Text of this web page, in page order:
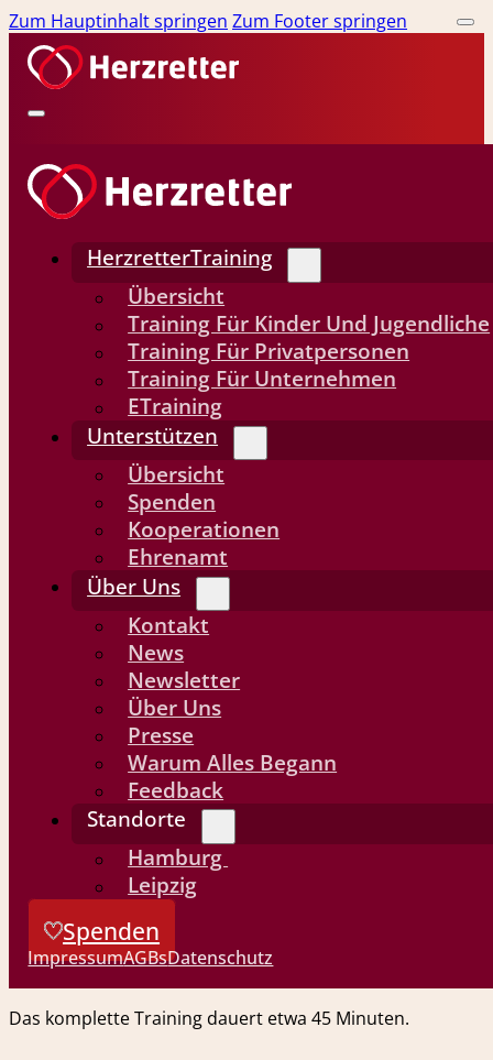
Zum Hauptinhalt springen Zum Footer springen
HerzretterTraining
Übersicht
Training Für Kinder Und Jugendliche
Training Für Privatpersonen
Training Für Unternehmen
ETraining
Unterstützen
Übersicht
Spenden
Kooperationen
Ehrenamt
Über Uns
Kontakt
News
Newsletter
Über Uns
Presse
Warum Alles Begann
Feedback
Standorte
Hamburg
Leipzig
Spenden
ImpressumAGBsDatenschutz
Das komplette Training dauert etwa 45 Minuten.